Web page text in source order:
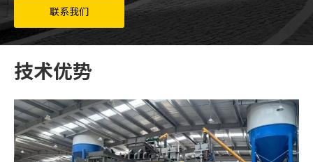
联系我们
技术优势